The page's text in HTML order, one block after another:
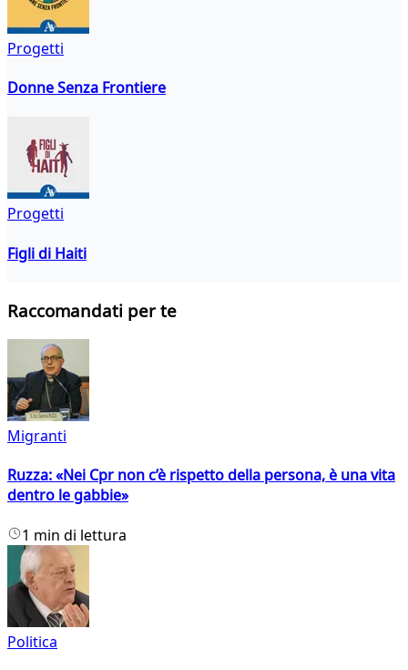
Progetti
Donne Senza Frontiere
Progetti
Figli di Haiti
Raccomandati per te
Migranti
Ruzza: «Nei Cpr non c’è rispetto della persona, è una vita
dentro le gabbie»
1 min di lettura
Politica